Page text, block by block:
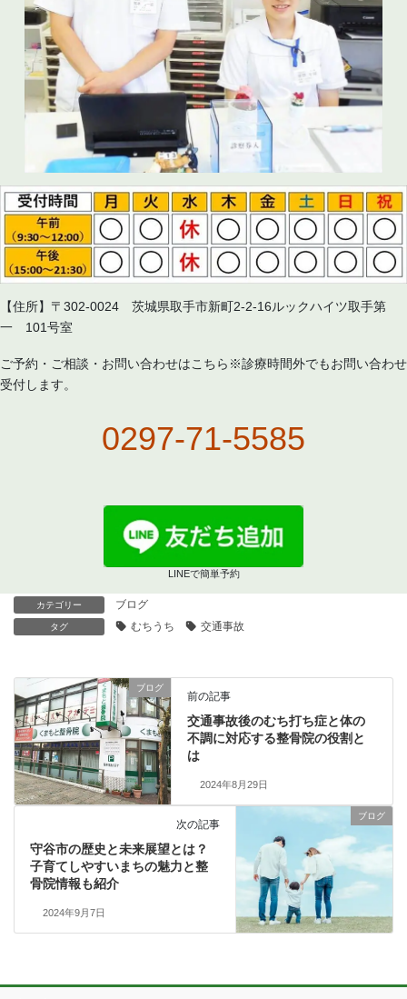
【住所】〒302-0024 茨城県取手市新町2-2-16ルックハイツ取手第
一 101号室
ご予約・ご相談・お問い合わせはこちら※診療時間外でもお問い合わせ
受付します。
0297-71-5585
LINEで簡単予約
カテゴリー ブログ
タグ むちうち 交通事故
ブログ
前の記事
交通事故後のむち打ち症と体の
不調に対応する整骨院の役割と
は
2024年8月29日
ブログ
次の記事
守谷市の歴史と未来展望とは？
子育てしやすいまちの魅力と整
骨院情報も紹介
2024年9月7日